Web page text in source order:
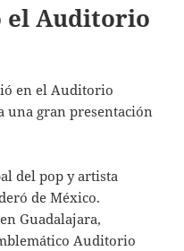
el Auditorio
en el Auditorio
una gran presentación
del pop y artista
de México.
Guadalajara,
Auditorio